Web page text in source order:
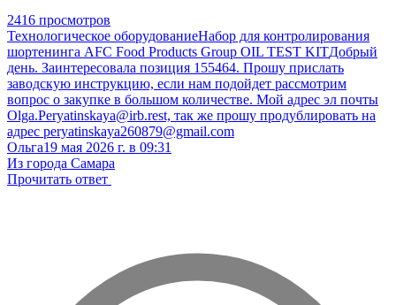
2416 просмотров
Технологическое оборудованиеНабор для контролирования
шортенинга AFC Food Products Group OIL TEST KITДобрый
день. Заинтересовала позиция 155464. Прошу прислать
заводскую инструкцию, если нам подойдет рассмотрим
вопрос о закупке в большом количестве. Мой адрес эл почты
Olga.Peryatinskaya@irb.rest, так же прошу продублировать на
адрес peryatinskaya260879@gmail.com
Ольга19 мая 2026 г. в 09:31
Из города Самара
Прочитать ответ